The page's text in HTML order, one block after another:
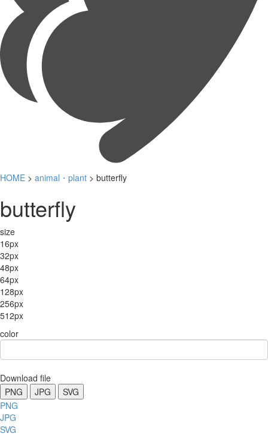
HOME > animal・plant > butterfly
butterfly
size
16px
32px
48px
64px
128px
256px
512px
color
Download file
PNG
JPG
SVG
PNG
JPG
SVG